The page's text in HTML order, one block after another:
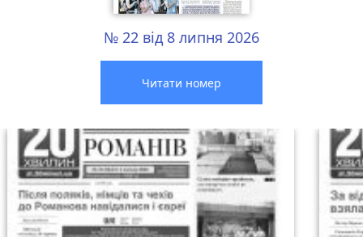
№ 22 від 8 липня 2026
Читати номер